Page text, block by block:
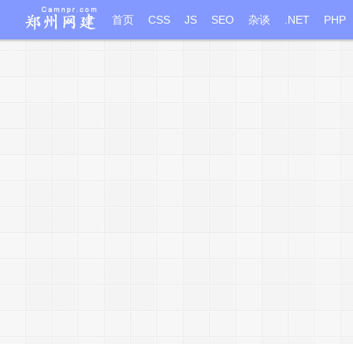
首页 CSS JS SEO 杂谈 .NET PHP